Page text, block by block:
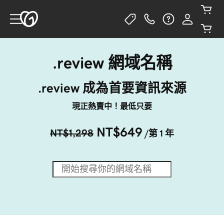
.review 網域名稱
.review 成為首要資訊來源
現正熱賣中！最低只要
NT$1,298 NT$649 /第 1 年